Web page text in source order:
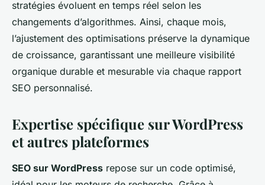
stratégies évoluent en temps réel selon les
changements d’algorithmes. Ainsi, chaque mois,
l’ajustement des optimisations préserve la dynamique
de croissance, garantissant une meilleure visibilité
organique durable et mesurable via chaque rapport
SEO personnalisé.
Expertise spécifique sur WordPress
et autres plateformes
SEO sur WordPress repose sur un code optimisé,